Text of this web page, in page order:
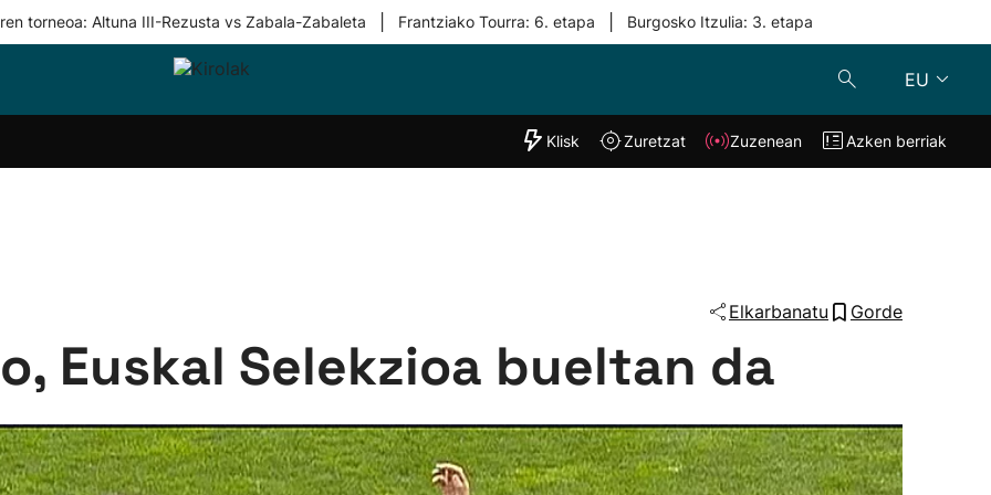
torneoa: Altuna III-Rezusta vs Zabala-Zabaleta Frantziako Tourra: 6. etapa Burgosko Itzulia: 3. etapa
EU
Taldeak
"Helmuga"
Klisk Zuzenean
Klisk Zuretzat Zuzenean Azken berriak
Elkarbanatu Gorde
Euskal Selekzioa bueltan da